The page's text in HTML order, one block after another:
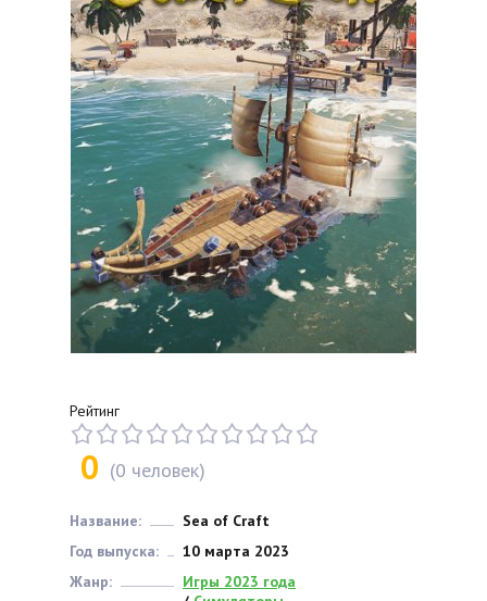
Рейтинг
0 (0 человек)
Название:
Sea of Craft
Год выпуска:
10 марта 2023
Жанр:
Игры 2023 года